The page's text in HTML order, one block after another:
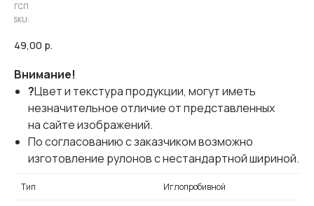
ГСП
SKU:
49,00 р.
Внимание!
?Цвет и текстура продукции, могут иметь
незначительное отличие от представленных
на сайте изображений.
По согласованию с заказчиком возможно
изготовление рулонов с нестандартной шириной.
Тип Иглопробивной